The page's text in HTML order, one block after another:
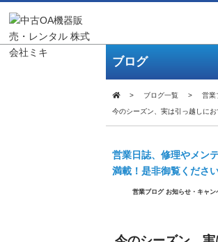
ブログ
ブログ一覧 営業
今のシーズン、実は引っ越しに
営業日誌、修理やメン
満載！是非御覧ください
営業ブログ お知らせ・キャン